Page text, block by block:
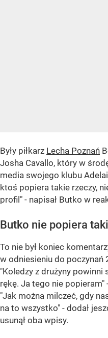
Były piłkarz Lecha Poznań
Josha Cavallo, który w
media swojego klubu
ktoś popiera takie rzeczy,
profil" - napisał Butko w
Butko nie popiera
To nie był koniec
w odniesieniu do poczynań
"Koledzy z drużyny
rękę. Ja tego nie popieram"
"Jak można milczeć, gdy
na to wszystko" - dodał
usunął oba wpisy.